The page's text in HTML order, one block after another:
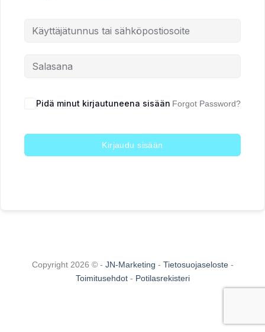
Pidä minut kirjautuneena sisään Forgot Password?
Kirjaudu sisään
Copyright 2026 © - JN-Marketing - Tietosuojaseloste -
Toimitusehdot - Potilasrekisteri